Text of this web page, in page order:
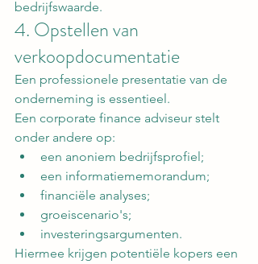
bedrijfswaarde.
4. Opstellen van
verkoopdocumentatie
Een professionele presentatie van de
onderneming is essentieel.
Een corporate finance adviseur stelt
onder andere op:
een anoniem bedrijfsprofiel;
een informatiememorandum;
financiële analyses;
groeiscenario's;
investeringsargumenten.
Hiermee krijgen potentiële kopers een